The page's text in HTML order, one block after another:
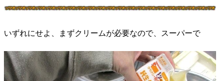
いずれにせよ、まずクリームが必要なので、スーパーで